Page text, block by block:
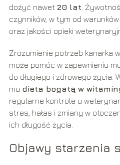
dożyć nawet 20 lat .
czynników, w tym od
oraz jakości opieki
Zrozumienie potrzeb kanarka
może pomóc w zapewnieniu
do długiego i zdrowego życia.
mu dieta bogatą w
regularne kontrole u
stres, hałas i zmiany w
ich długość życia.
Objawy starzenia